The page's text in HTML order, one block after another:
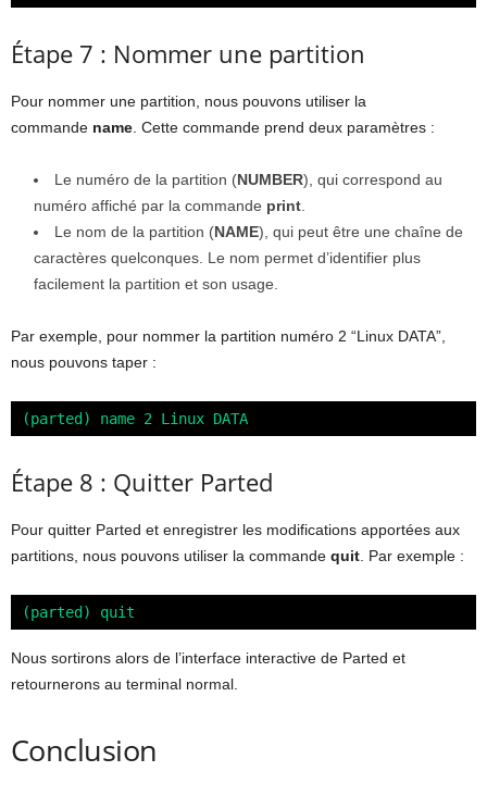
Étape 7 : Nommer une partition
Pour nommer une partition, nous pouvons utiliser la
commande name . Cette commande prend deux paramètres :
Le numéro de la partition (NUMBER), qui correspond au
numéro affiché par la commande print
Le nom de la partition (NAME), qui peut être une chaîne de
caractères quelconques. Le nom permet d’identifier plus
facilement la partition et son usage.
Par exemple, pour nommer la partition numéro 2 “Linux DATA”,
nous pouvons taper :
(parted) name 2 Linux DATA
Étape 8 : Quitter Parted
Pour quitter Parted et enregistrer les modifications apportées aux
partitions, nous pouvons utiliser la commande quit . Par exemple :
(parted) quit
Nous sortirons alors de l’interface interactive de Parted et
retournerons au terminal normal.
Conclusion